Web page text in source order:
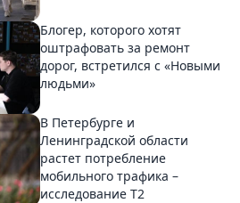
Блогер, которого хотят
оштрафовать за ремонт
дорог, встретился с «Новыми
людьми»
В Петербурге и
Ленинградской области
растет потребление
мобильного трафика –
исследование T2